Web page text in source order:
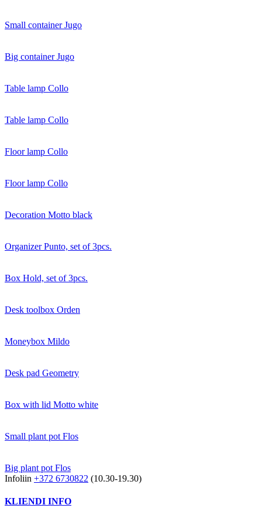
Small container Jugo
Big container Jugo
Table lamp Collo
Table lamp Collo
Floor lamp Collo
Floor lamp Collo
Decoration Motto black
Organizer Punto, set of 3pcs.
Box Hold, set of 3pcs.
Desk toolbox Orden
Moneybox Mildo
Desk pad Geometry
Box with lid Motto white
Small plant pot Flos
Big plant pot Flos
Infoliin +372 6730822 (10.30-19.30)
KLIENDI INFO